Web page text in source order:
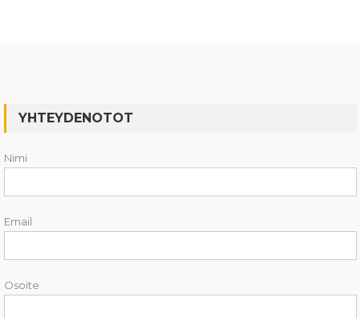
YHTEYDENOTOT
Nimi
Email
Osoite